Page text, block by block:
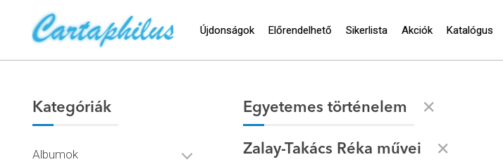
Újdonságok Előrendelhető Sikerlista Akciók Katalógus
Kategóriák
Albumok
Egyetemes történelem
Zalay-Takács Réka művei